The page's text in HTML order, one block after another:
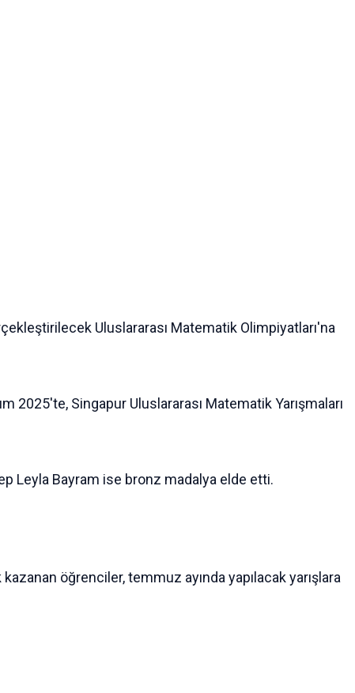
Uluslararası Matematik Olimpiyatları'na
2025'te, Singapur Uluslararası Matematik Yarışmaları
Leyla Bayram ise bronz madalya elde etti.
öğrenciler, temmuz ayında yapılacak yarışlara